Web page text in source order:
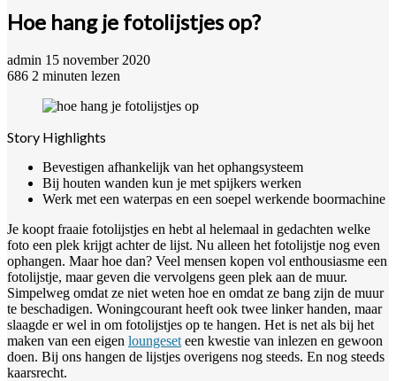
Hoe hang je fotolijstjes op?
admin Send
an
15 november 2020
686 2 minuten lezen
Story Highlights
Bevestigen afhankelijk van het ophangsysteem
Bij houten wanden kun je met spijkers werken
Werk met een waterpas en een soepel werkende boormachine
Je koopt fraaie fotolijstjes en hebt al helemaal in gedachten welke
foto een plek krijgt achter de lijst. Nu alleen het fotolijstje nog even
ophangen. Maar hoe dan? Veel mensen kopen vol enthousiasme een
fotolijstje, maar geven die vervolgens geen plek aan de muur.
Simpelweg omdat ze niet weten hoe en omdat ze bang zijn de muur
te beschadigen. Woningcourant heeft ook twee linker handen, maar
slaagde er wel in om fotolijstjes op te hangen. Het is net als bij het
maken van een eigen loungeset een kwestie van inlezen en gewoon
doen. Bij ons hangen de lijstjes overigens nog steeds. En nog steeds
kaarsrecht.